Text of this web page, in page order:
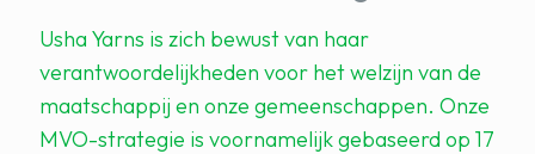
Usha Yarns is zich bewust van haar
verantwoordelijkheden voor het welzijn van de
maatschappij en onze gemeenschappen. Onze
MVO-strategie is voornamelijk gebaseerd op 17